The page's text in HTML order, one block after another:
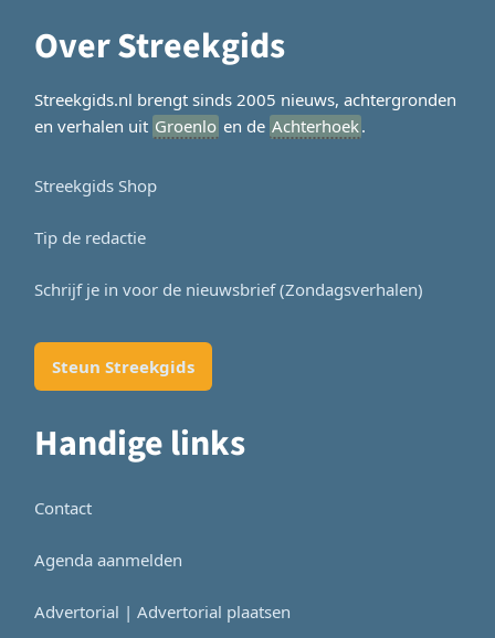
Over Streekgids
Streekgids.nl brengt sinds 2005 nieuws, achtergronden
en verhalen uit Groenlo en de Achterhoek.
Streekgids Shop
Tip de redactie
Schrijf je in voor de nieuwsbrief (Zondagsverhalen)
Steun Streekgids
Handige links
Contact
Agenda aanmelden
Advertorial | Advertorial plaatsen